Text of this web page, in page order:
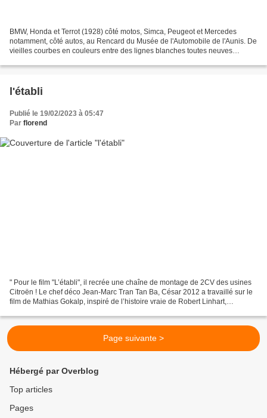
BMW, Honda et Terrot (1928) côté motos, Simca, Peugeot et Mercedes
notamment, côté autos, au Rencard du Musée de l'Automobile de l'Aunis. De
vieilles courbes en couleurs entre des lignes blanches toutes neuves
l'établi
Publié le 19/02/2023 à 05:47
Par florend
" Pour le film "L’établi", il recrée une chaîne de montage de 2CV des usines
Citroën ! Le chef déco Jean-Marc Tran Tan Ba, César 2012 a travaillé sur le
film de Mathias Gokalp, inspiré de l’histoire vraie de Robert Linhart,
Page suivante >
Hébergé par Overblog
Top articles
Pages